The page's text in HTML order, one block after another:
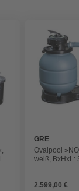
GRE
Ovalpool
weiß, BxHxL:
2.599,00 €